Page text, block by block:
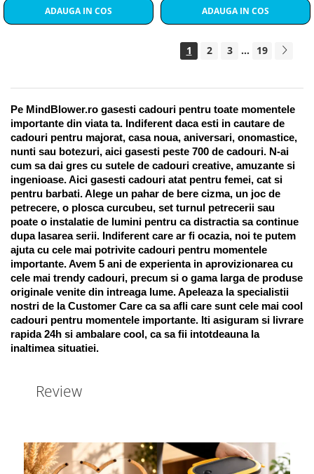
ADAUGA IN COS ADAUGA IN COS
1 2 3 ... 19
Pe MindBlower.ro gasesti cadouri pentru toate momentele
importante din viata ta. Indiferent daca esti in cautare de
cadouri pentru majorat, casa noua, aniversari, onomastice,
nunti sau botezuri, aici gasesti peste 700 de cadouri. N-ai
cum sa dai gres cu sutele de cadouri creative, amuzante si
ingenioase. Aici gasesti cadouri atat pentru femei, cat si
pentru barbati. Alege un pahar de bere cizma, un joc de
petrecere, o plosca curcubeu, set turnul petrecerii sau
poate o instalatie de lumini pentru ca distractia sa continue
dupa lasarea serii. Indiferent care ar fi ocazia, noi te putem
ajuta cu cele mai potrivite cadouri pentru momentele
importante. Avem 5 ani de experienta in aprovizionarea cu
cele mai trendy cadouri, precum si o gama larga de produse
originale venite din intreaga lume. Apeleaza la specialistii
nostri de la Customer Care ca sa afli care sunt cele mai cool
cadouri pentru momentele importante. Iti asiguram si livrare
rapida 24h si ambalare cool, ca sa fii intotdeauna la
inaltimea situatiei.
Review